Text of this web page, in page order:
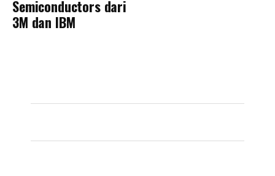
Semiconductors dari
3M dan IBM